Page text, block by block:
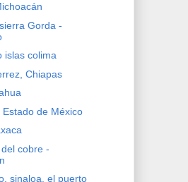
Gorda -
islas colima
Chiapas
de México
cobre -
sinaloa, el puerto